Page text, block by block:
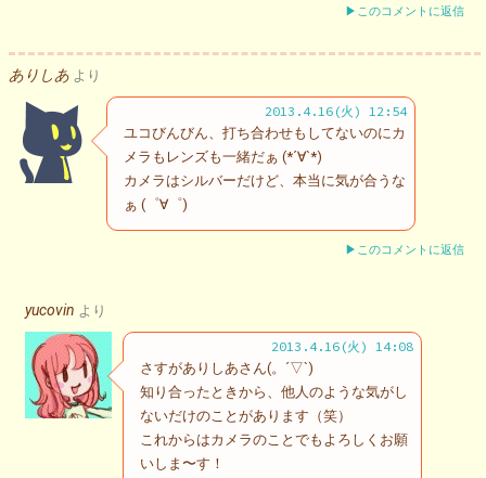
▶このコメントに返信
ありしあ より
2013.4.16(火) 12:54
ユコびんびん、打ち合わせもしてないのにカ
メラもレンズも一緒だぁ (*´∀`*)
カメラはシルバーだけど、本当に気が合うな
ぁ (゜∀゜)
▶このコメントに返信
yucovin より
2013.4.16(火) 14:08
さすがありしあさん(。´▽`)
知り合ったときから、他人のような気がし
ないだけのことがあります（笑）
これからはカメラのことでもよろしくお願
いしま〜す！